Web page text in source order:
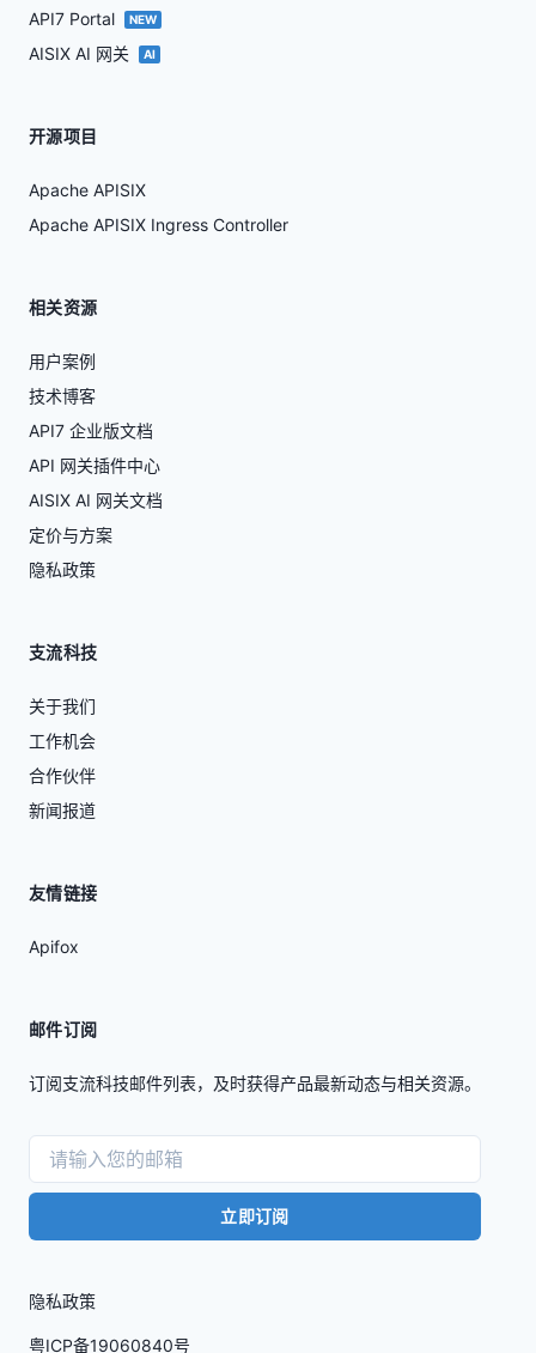
API7 Portal NEW
AISIX AI 网关 AI
开源项目
Apache APISIX
Apache APISIX Ingress Controller
相关资源
用户案例
技术博客
API7 企业版文档
API 网关插件中心
AISIX AI 网关文档
定价与方案
隐私政策
支流科技
关于我们
工作机会
合作伙伴
新闻报道
友情链接
Apifox
邮件订阅
订阅支流科技邮件列表，及时获得产品最新动态与相关资源。
立即订阅
隐私政策
粤ICP备19060840号